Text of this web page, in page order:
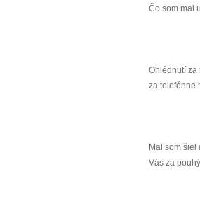
Čo som mal
Ohlédnutí za
za telefónne
Mal som šiel
Vás za